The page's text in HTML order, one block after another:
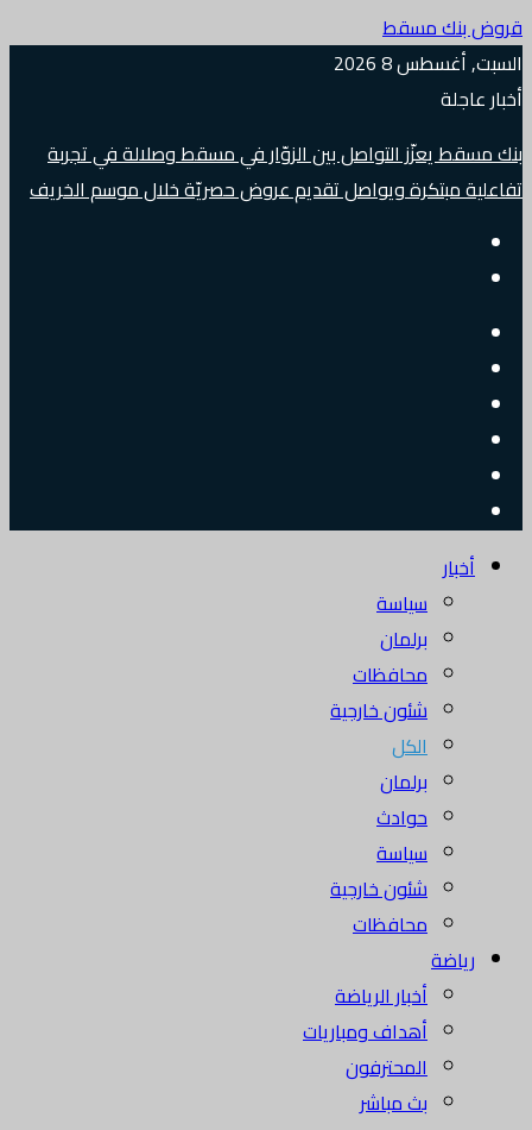
قروض بنك مسقط
السبت, أغسطس 8 2026
أخبار عاجلة
بنك مسقط يعزّز التواصل بين الزوّار في مسقط وصلالة في تجربة
تفاعلية مبتكرة ويواصل تقديم عروض حصريّة خلال موسم الخريف
أخبار
سياسة
برلمان
محافظات
شئون خارجية
الكل
برلمان
حوادث
سياسة
شئون خارجية
محافظات
رياضة
أخبار الرياضة
أهداف ومباريات
المحترفون
بث مباشر